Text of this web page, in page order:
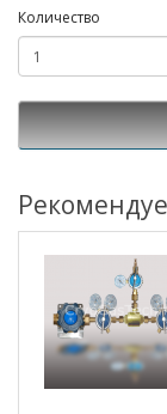
Количество